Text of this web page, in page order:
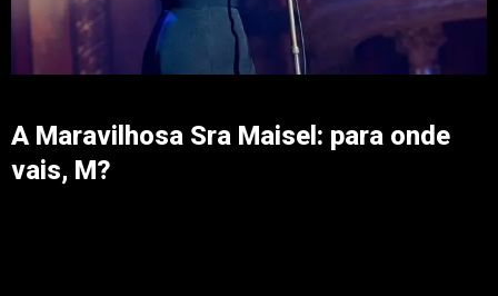
A Maravilhosa Sra Maisel: para onde
vais, M?